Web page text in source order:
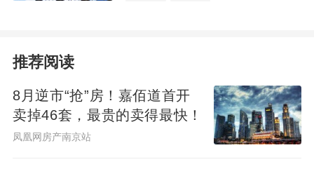
推荐阅读
8月逆市“抢”房！嘉佰道首开
卖掉46套，最贵的卖得最快！
凤凰网房产南京站